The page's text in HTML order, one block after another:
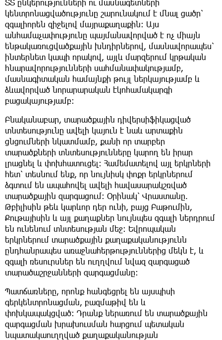
ՏՏ ընկերությունների ու մասնագետների
կենտրոնացվածությունը շարունակում է մնալ ցածր՝
զգալիորեն զիջելով մայրաքաղաքին։ Այս
անհամաչափությունը պայմանավորված է ոչ միայն
ենթակառուցվածքային խնդիրներով, մասնավորապես՝
ինտերնետ կապի որակով, այլև մարզերում կրթական
հնարավորությունների սահմանափակությամբ,
մասնագիտական համայնքի թույլ ներկայությամբ և
ձևավորված նորարարական էկոհամակարգի
բացակայությամբ։
Բնականաբար, տարածքային դիվերսիֆիկացված
տնտեսությունը ավելի կայուն է նաև արտաքին
ցնցումների նկատմամբ, քանի որ տարբեր
տարածքների տնտեսությունները կարող են իրար
լրացնել և փոխհատուցել։ Համեմատելով այլ երկրների
հետ՝ տեսնում ենք, որ նույնիսկ փոքր երկրներում
ձգտում են ապահովել ավելի հավասարակշռված
տարածքային զարգացում։ Օրինակ՝ Վրաստանը.
Թբիլիսին թեև կարևոր դեր ունի, բայց Բաթումին,
Քութայիսին և այլ քաղաքներ նույնպես զգալի ներդրում
են ունենում տնտեսության մեջ։ Եվրոպական
երկրներում տարածքային քաղաքականությունն
ընդհանրապես առաջնահերթություններից մեկն է, և
զգալի ռեսուրսներ են ուղղվում նվազ զարգացած
տարածաշրջանների զարգացմանը։
Պատճառները, որոնք հանգեցրել են այսպիսի
գերկենտրոնացման, բազմաթիվ են և
փոխկապակցված։ Դրանք ներառում են տարածքային
զարգացման խրախուսման հարցում պետական
նպատակաուղղված քաղաքականության